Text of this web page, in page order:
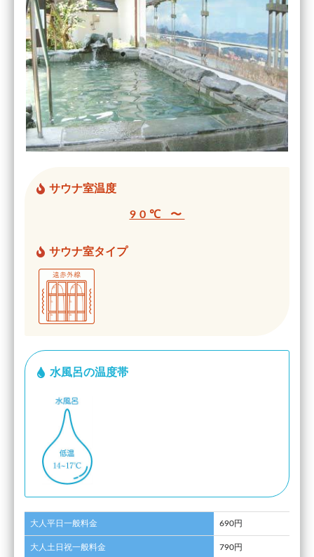
サウナ室温度
90℃ 〜
サウナ室タイプ
水風呂の温度帯
大人平日一般料金 690円
大人土日祝一般料金 790円